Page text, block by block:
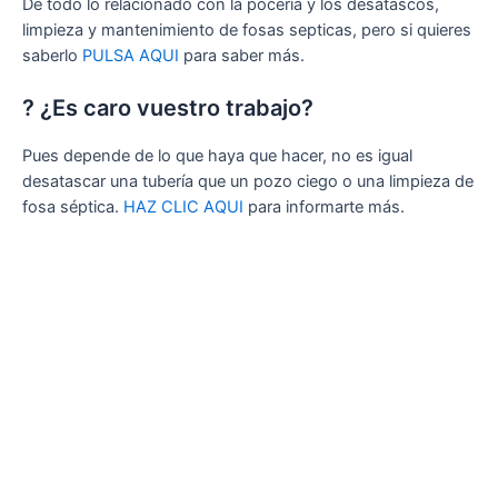
De todo lo relacionado con la poceria y los desatascos,
limpieza y mantenimiento de fosas septicas, pero si quieres
saberlo PULSA AQUI para saber más.
? ¿Es caro vuestro trabajo?
Pues depende de lo que haya que hacer, no es igual
desatascar una tubería que un pozo ciego o una limpieza de
fosa séptica. HAZ CLIC AQUI para informarte más.